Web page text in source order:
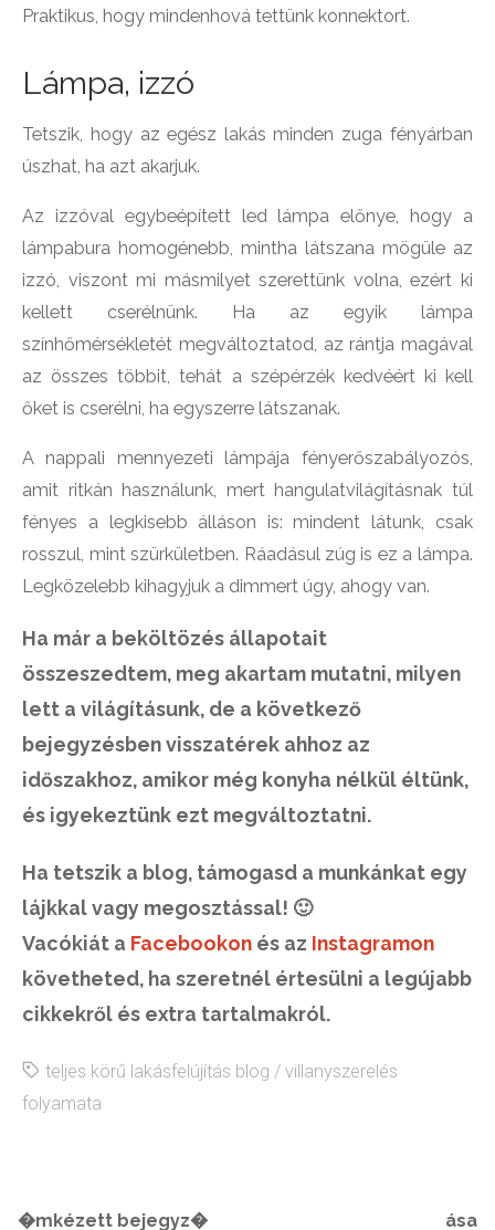
Praktikus, hogy mindenhová tettünk konnektort.
Lámpa, izzó
Tetszik, hogy az egész lakás minden zuga fényárban
úszhat, ha azt akarjuk.
Az izzóval egybeépített led lámpa előnye, hogy a
lámpabura homogénebb, mintha látszana mögüle az
izzó, viszont mi másmilyet szerettünk volna, ezért ki
kellett cserélnünk. Ha az egyik lámpa
színhőmérsékletét megváltoztatod, az rántja magával
az összes többit, tehát a szépérzék kedvéért ki kell
őket is cserélni, ha egyszerre látszanak.
A nappali mennyezeti lámpája fényerőszabályozós,
amit ritkán használunk, mert hangulatvilágításnak túl
fényes a legkisebb álláson is: mindent látunk, csak
rosszul, mint szürkületben. Ráadásul zúg is ez a lámpa.
Legközelebb kihagyjuk a dimmert úgy, ahogy van.
Ha már a beköltözés állapotait
összeszedtem, meg akartam mutatni, milyen
lett a világításunk, de a következő
bejegyzésben visszatérek ahhoz az
időszakhoz, amikor még konyha nélkül éltünk,
és igyekeztünk ezt megváltoztatni.
Ha tetszik a blog, támogasd a munkánkat egy
lájkkal vagy megosztással! 🙂
Vacókiát a Facebookon és az Instagramon
követheted, ha szeretnél értesülni a legújabb
cikkekről és extra tartalmakról.
teljes körű lakásfelújítás blog / villanyszerelés
folyamata
�mkézett bejegyz� ása